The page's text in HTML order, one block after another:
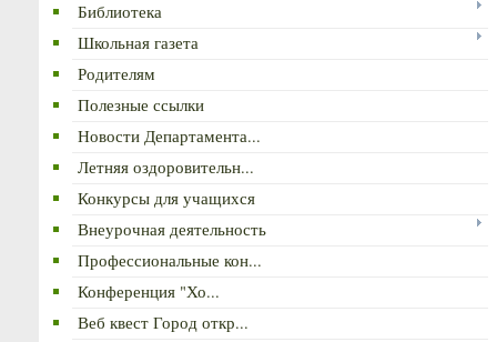
Библиотека
Школьная газета
Родителям
Полезные ссылки
Новости Департамента...
Летняя оздоровительн...
Конкурсы для учащихся
Внеурочная деятельность
Профессиональные кон...
Конференция "Хо...
Веб квест Город откр...